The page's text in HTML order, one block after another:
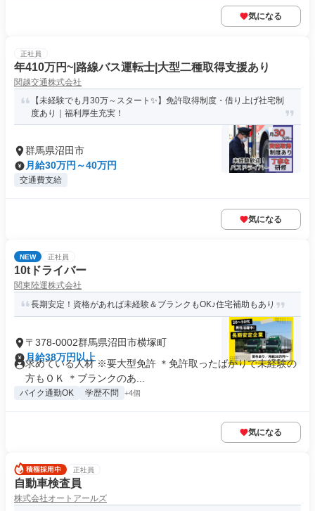
気になる
正社員
年410万円~|路線バス運転士|大型二種取得支援あり
関越交通株式会社
【未経験でも月30万～スタート✨】免許取得制度・借り上げ社宅制
度あり｜福利厚生充実！
群馬県沼田市
月給30万円～40万円
交通費支給
気になる
NEW 正社員
10tドライバー
関東陸運株式会社
長期安定！資格があれば未経験＆ブランクもOK♪住宅補助もあり
〒378-0002群馬県沼田市横塚町
月給38万円以上
求めている人材 ※要大型免許 ＊免許取ったばかりで未経験の
方もＯＫ ＊ブランクのあ...
バイク通勤OK 学歴不問 +4個
気になる
正社員
自動車検査員
株式会社オートアールズ